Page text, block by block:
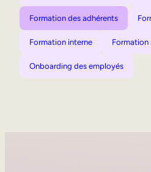
Formation des adhérents
Formation interne Formation
Onboarding des employés